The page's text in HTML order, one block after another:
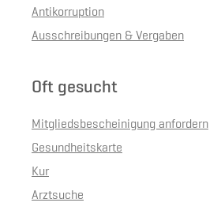
Antikorruption
Ausschreibungen & Vergaben
Oft gesucht
Mitgliedsbescheinigung anfordern
Gesundheitskarte
Kur
Arztsuche